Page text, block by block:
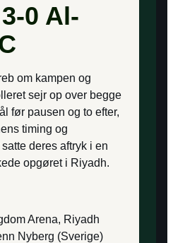
0 Al-
om kampen og
sejr op over begge
før pausen og to efter,
timing og
deres aftryk i en
opgøret i Riyadh.
Arena, Riyadh
Nyberg (Sverige)